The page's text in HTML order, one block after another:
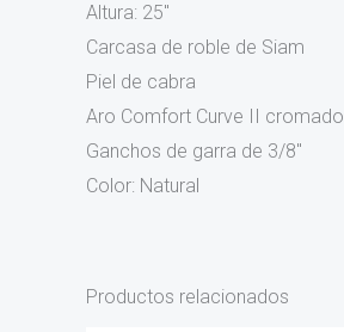
Altura: 25″
Carcasa de roble de Siam
Piel de cabra
Aro Comfort Curve II cromado
Ganchos de garra de 3/8″
Color: Natural
Productos relacionados